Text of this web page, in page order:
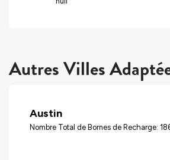
Autres Villes
Austin
Nombre Total de Bornes de Recharge: